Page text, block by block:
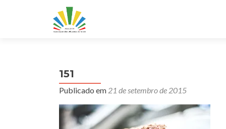
151
Publicado em 21 de setembro de 2015